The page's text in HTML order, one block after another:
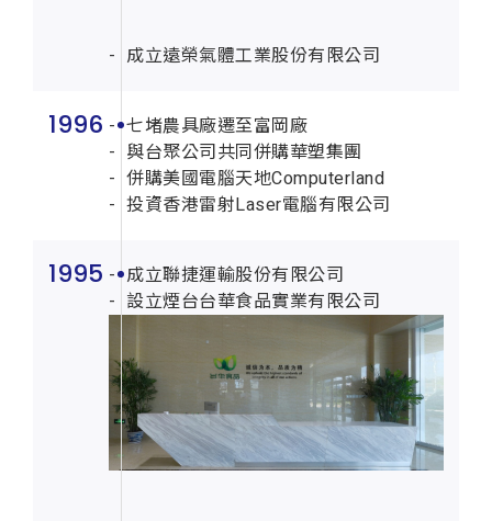
成立遠榮氣體工業股份有限公司
1996
七堵農具廠遷至富岡廠
與台聚公司共同併購華塑集團
併購美國電腦天地Computerland
投資香港雷射Laser電腦有限公司
1995
成立聯捷運輸股份有限公司
設立煙台台華食品實業有限公司